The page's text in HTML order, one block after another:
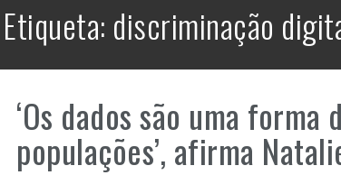
Etiqueta: discriminação
‘Os dados são uma
populações’, afirma